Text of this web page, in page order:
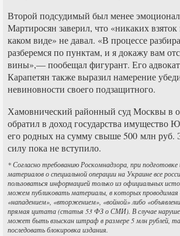
Второй подсудимый был менее
Мартиросян заверил, что «никаких
каком виде» не давал. «В процессе
разберемся по пунктам, и я докажу вам
вины»,— пообещал фигурант. Его
Карапетян также выразил намерение
невиновности своего подзащитного.
Хамовнический районный суд Москвы в
обратил в доход государства имущество
его родных на сумму свыше 500 млн руб.
силу пока не вступило.
* Согласно требованию Роскомнадзора, при
материалов о специальной операции на Украине все
пользоваться информацией только из официальных
можем публиковать материалы, в которых проводимая
«нападением», «вторжением», «войной» либо
прямая цитата (статья 53 ФЗ о СМИ). В случае
может быть взыскан штраф в размере 5 млн рублей,
последовать блокировка издания.